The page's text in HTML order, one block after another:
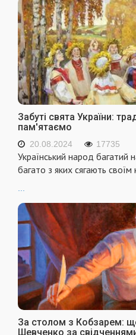
Забуті свята України:
пам'ятаємо
20.08.2024 17735
Український народ багатий
багато з яких сягають своїм
За столом з Кобзарем:
Шевченко за